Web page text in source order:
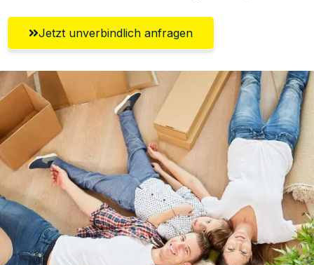
Jetzt unverbindlich anfragen